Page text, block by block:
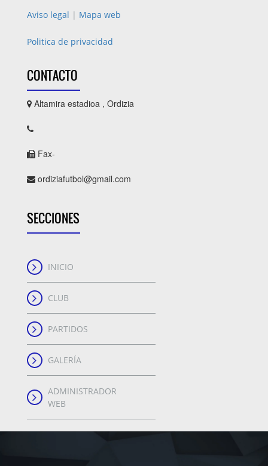
Aviso legal | Mapa web
Politica de privacidad
CONTACTO
Altamira estadioa , Ordizia
Fax-
ordiziafutbol@gmail.com
SECCIONES
INICIO
CLUB
PARTIDOS
GALERÍA
ADMINISTRADOR
WEB